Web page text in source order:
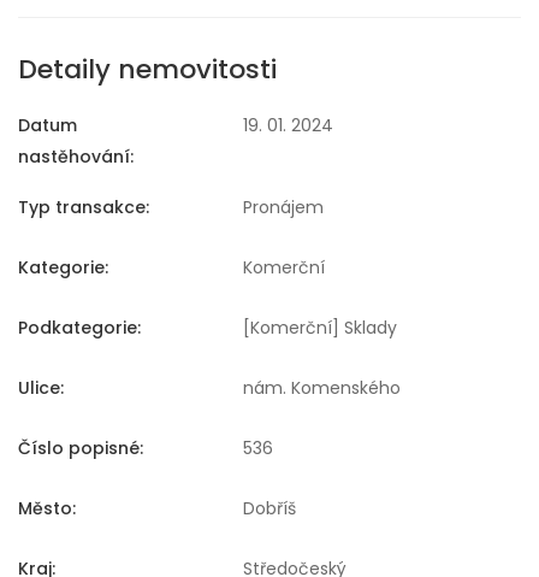
Detaily nemovitosti
Datum
nastěhování:
19. 01. 2024
Typ transakce: Pronájem
Kategorie: Komerční
Podkategorie: [Komerční] Sklady
Ulice: nám. Komenského
Číslo popisné: 536
Město: Dobříš
Kraj: Středočeský